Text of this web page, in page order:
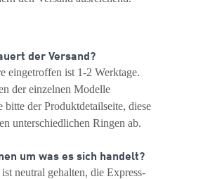
der Versand?
eingetroffen ist 1-2 Werktage.
der einzelnen Modelle
bitte der Produktdetailseite, diese
unterschiedlichen Ringen ab.
um was es sich handelt?
neutral gehalten, die Express-